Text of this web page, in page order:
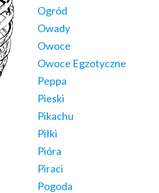
Ogród
Owady
Owoce
Owoce Egzotyczne
Peppa
Pieski
Pikachu
Piłki
Pióra
Piraci
Pogoda